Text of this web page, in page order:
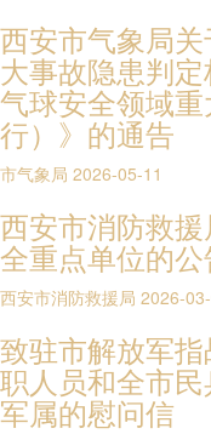
西安市气象局
大事故隐患判
气球安全领域
行）》的通告
市气象局 2026-05-11
西安市消防救
全重点单位的公
西安市消防救援局 2026-
致驻市解放军
职人员和全市
军属的慰问信